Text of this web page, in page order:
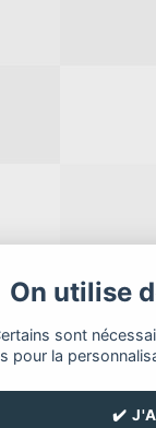
On utilise
sont
pour la
✔️